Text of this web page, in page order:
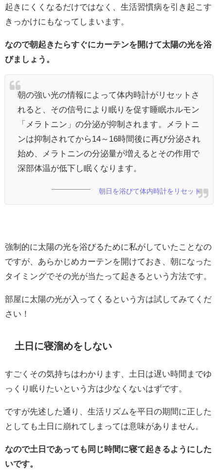
起きにくくなるだけではなく、生活習慣病を引き起こす
きっかけにもなってしまいます。
なので朝起きたらすぐにカーテンを開けて太陽の光を浴
びましょう。
朝の強い光の情報によって体内時計がリセットさ
れると、その信号により眠りを促す睡眠ホルモン
「メラトニン」の分泌が抑制されます。メラトニ
ンは抑制されてから14～16時間後に再び分泌され
始め、メラトニンの分泌量が増えるとその作用で
深部体温が低下し眠くなります。
朝日を浴びて体内時計をリセット
強制的に太陽の光を浴びるために私がしていたことなの
ですが、あらかじめカーテンを開けておき、朝になった
タイミングでその光が当たって起きるという方法です。
部屋に太陽の光が入ってくるという方は試してみてくだ
さい！
土日に寝溜めをしない
すごくその気持ちはわかります、土日は遅い時間までゆ
っくり眠りたいという方は少なくないはずです。
ですが先述した通り、生活リズムを平日の期間に正した
としても土日に崩れてしまっては意味がありません。
なので土日であっても同じ時間に寝て起きるようにした
いです。